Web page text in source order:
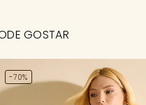
GOSTAR
-70%